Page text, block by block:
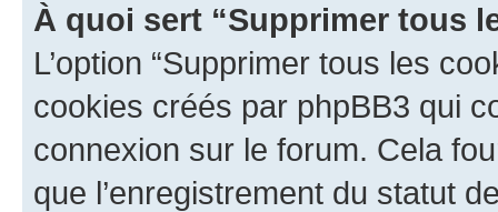
À quoi sert “Supprimer tous
L’option “Supprimer tous les
cookies créés par phpBB3 qui
connexion sur le forum. Cela
que l’enregistrement du statut